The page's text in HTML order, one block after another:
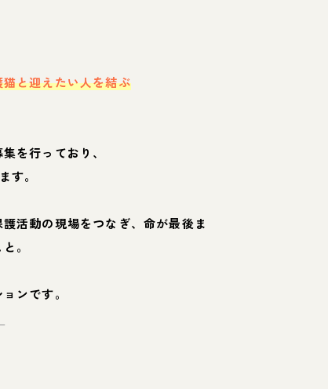
と迎えたい人を結ぶ
を行っており、
す。
活動の現場をつなぎ、命が最後ま
。
ンです。